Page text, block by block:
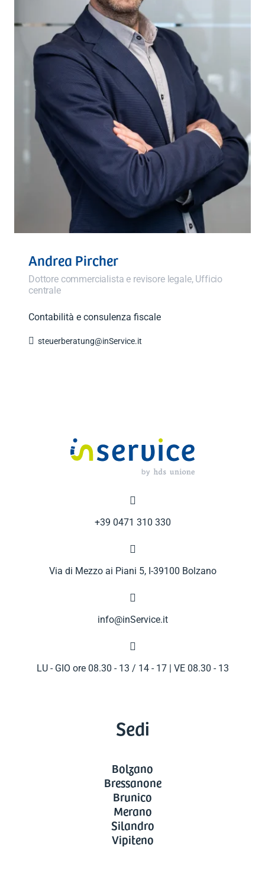
Andrea Pircher
Dottore commercialista e revisore legale, Ufficio
centrale
Contabilità e consulenza fiscale
 steuerberatung@inService.it

+39 0471 310 330

Via di Mezzo ai Piani 5, I-39100 Bolzano

info@inService.it

LU - GIO ore 08.30 - 13 / 14 - 17 | VE 08.30 - 13
Sedi
Bolzano
Bressanone
Brunico
Merano
Silandro
Vipiteno